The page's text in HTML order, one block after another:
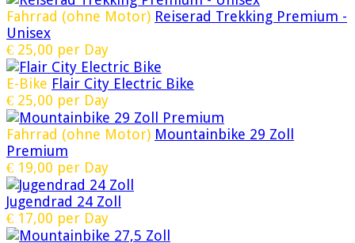
Fahrrad (ohne Motor) Reiserad Trekking Premium -
Unisex
€ 25,00 per Day
E-Bike Flair City Electric Bike
€ 25,00 per Day
Fahrrad (ohne Motor) Mountainbike 29 Zoll
Premium
€ 19,00 per Day
Jugendrad 24 Zoll
€ 17,00 per Day